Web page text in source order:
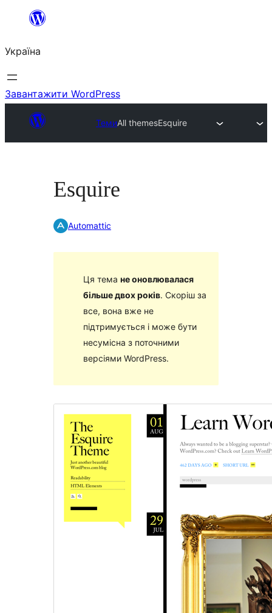
Перейти
вмісту
Україна
Завантажити WordPress
ТемиAll themesEsquire
Esquire
Automattic
Ця тема не оновлювалася
більше двох років. Скоріш за
все, вона вже не
підтримується і може бути
несумісна з поточними
версіями WordPress.